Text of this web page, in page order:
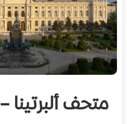
متحف ألبرتينا – Albertina